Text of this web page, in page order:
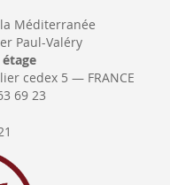
Méditerranée
Paul-Valéry
cedex 5 — FRANCE
69 23